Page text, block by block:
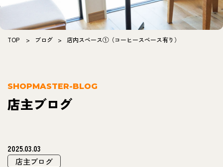
TOP > ブログ > 店内スペース①（コーヒースペース有り）
SHOPMASTER-BLOG
店主ブログ
2025.03.03
店主ブログ